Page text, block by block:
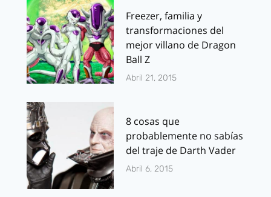
Freezer, familia y
transformaciones del
mejor villano de Dragon
Ball Z
Abril 21, 2015
8 cosas que
probablemente no sabías
del traje de Darth Vader
Abril 6, 2015